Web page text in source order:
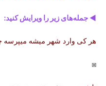
◄ جمله‌های زیر را ویرایش کنید:
هر کی وارد شهر میشه میپرسه
◙